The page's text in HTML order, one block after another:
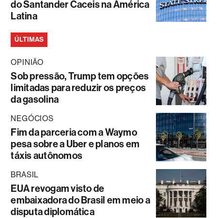
do Santander Caceis na América
Latina
ÚLTIMAS
OPINIÃO
Sob pressão, Trump tem opções
limitadas para reduzir os preços
da gasolina
NEGÓCIOS
Fim da parceria com a Waymo
pesa sobre a Uber e planos em
táxis autônomos
BRASIL
EUA revogam visto de
embaixadora do Brasil em meio a
disputa diplomática